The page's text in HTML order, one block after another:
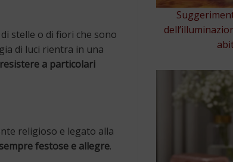
stelle o di fiori che sono
di luci rientra in una
a particolari
religioso e legato alla
festose e allegre.